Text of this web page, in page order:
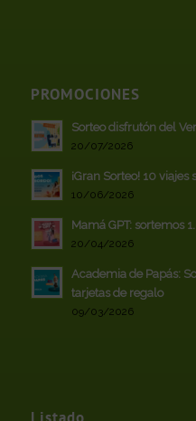
PROMOCIONES
Sorteo disfrutón del
20/07/2026
¡Gran Sorteo! 10
10/06/2026
Mamá GPT: sortemos
20/04/2026
Academia de Papás:
tarjetas de regalo
09/03/2026
Listado